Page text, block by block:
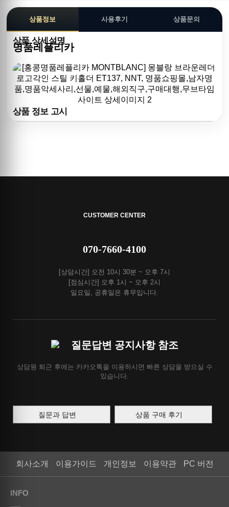
상품정보 사용후기 상품문의
상품 상세설명
명품레플리카
상품 정보 고시
CUSTOMER CENTER
070-7660-4100
[상담시간] 오전 10시 30분 ~ 오후 7시
[점심시간] 오후 1시 ~ 오후 2시
일요일, 공휴일은 휴무입니다.
질문답변 공지사항 참조
상담원 퇴근 후에는 카카오톡을 이용하시면 빠른 상담을 받으실 수
있습니다.
질문과 답변 상품 구매 후기
회사소개 이용가이드 개인정보 이용약관 PC 버전
INFO